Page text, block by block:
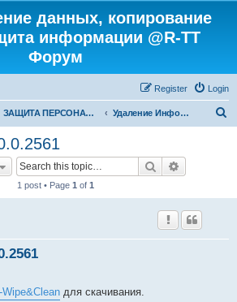
данных, копирование
информации @R-TT
Форум
Login
Register
ЗАЩИТА ПЕРСОНАЛЬНЫХ ДАННЫХ И БЕЗОПАСНОСТЬ Удаление Информации с Диска
Search
1 post • Page 1 of 1
Wipe&Clean для скачивания.